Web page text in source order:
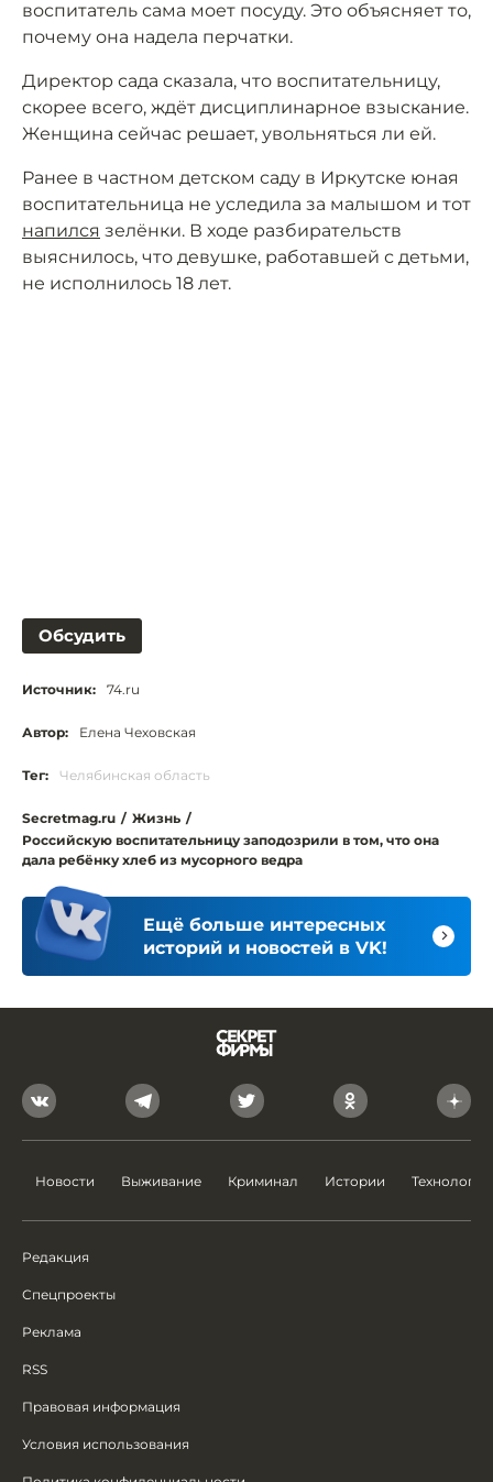
воспитатель сама моет посуду. Это объясняет то,
почему она надела перчатки.
Директор сада сказала, что воспитательницу,
скорее всего, ждёт дисциплинарное взыскание.
Женщина сейчас решает, увольняться ли ей.
Ранее в частном детском саду в Иркутске юная
воспитательница не уследила за малышом и тот
напился зелёнки. В ходе разбирательств
выяснилось, что девушке, работавшей с детьми,
не исполнилось 18 лет.
Обсудить
Источник: 74.ru
Автор: Елена Чеховская
Тег: Челябинская область
Secretmag.ru / Жизнь /
Российскую воспитательницу заподозрили в том, что она
дала ребёнку хлеб из мусорного ведра
Ещё больше интересных
историй и новостей в VK!
Новости Выживание Криминал Истории Технологии
Редакция
Спецпроекты
Реклама
RSS
Правовая информация
Условия использования